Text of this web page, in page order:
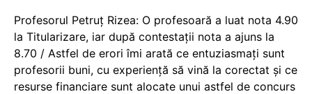
Profesorul Petruț Rizea: O profesoară a luat nota 4.90
la Titularizare, iar după contestații nota a ajuns la
8.70 / Astfel de erori îmi arată ce entuziasmați sunt
profesorii buni, cu experiență să vină la corectat și ce
resurse financiare sunt alocate unui astfel de concurs